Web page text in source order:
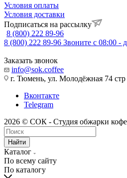
Условия оплаты
Условия доставки
Подписаться на рассылку
8 (800) 222 89-96
8 (800) 222 89-96 Звоните с 08:00 -
Заказать звонок
info@sok.coffee
г. Тюмень, ул. Молодёжная 74 стр
Вконтакте
Telegram
2026 © СОК - Студия обжарки
Найти
Каталог
По всему сайту
По каталогу